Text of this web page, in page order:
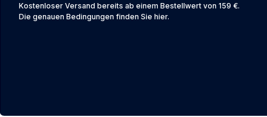
Kostenloser Versand bereits ab einem Bestellwert von 159 €.
Die genauen Bedingungen finden Sie hier.